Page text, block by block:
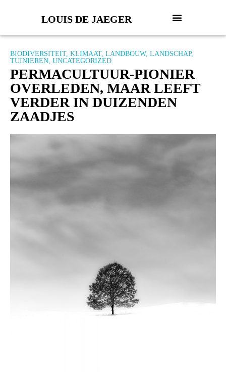
LOUIS DE JAEGER
BIODIVERSITEIT, KLIMAAT, LANDBOUW, LANDSCHAP,
TUINIEREN, UNCATEGORIZED
PERMACULTUUR-PIONIER
OVERLEDEN, MAAR LEEFT
VERDER IN DUIZENDEN
ZAADJES